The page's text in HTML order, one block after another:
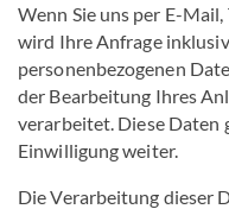
Wenn Sie uns per E-
wird Ihre Anfrage
personenbezogenen
der Bearbeitung Ihres
verarbeitet. Diese Daten
Einwilligung weiter.
Die Verarbeitung dieser